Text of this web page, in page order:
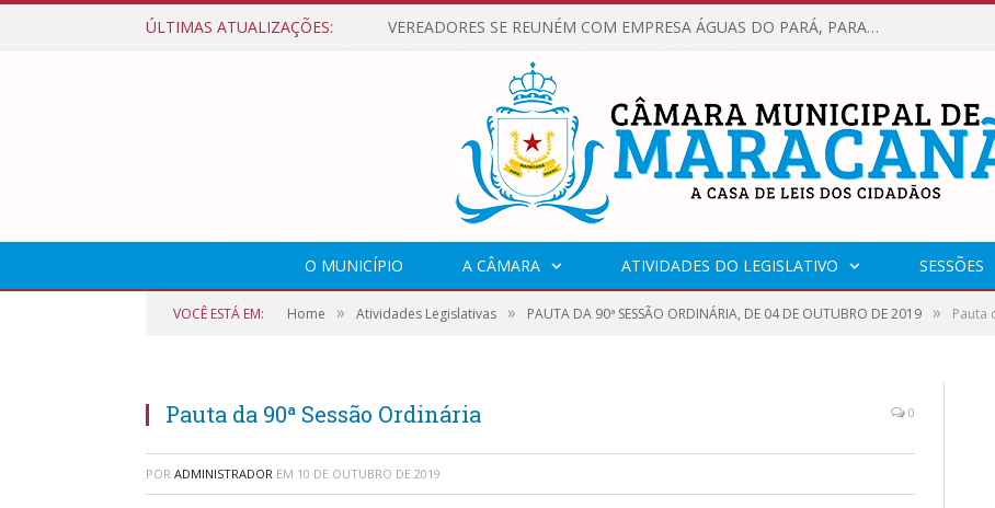
ÚLTIMAS ATUALIZAÇÕES: VEREADORES SE REUNÉM COM EMPRESA ÁGUAS DO PARÁ, PARA APRESENTAR REIVINDICAÇÕES E MELHORIAS NA QUALIDADE DOS SERVIÇOS OFERECIDOS Á POPULAÇÃO.
O MUNICÍPIO A CÂMARA ATIVIDADES DO LEGISLATIVO SESSÕES
VOCÊ ESTÁ EM: Home » Atividades Legislativas » PAUTA DA 90ª SESSÃO ORDINÁRIA, DE 04 DE OUTUBRO DE 2019 » Pauta
Pauta da 90ª Sessão Ordinária 0
POR ADMINISTRADOR EM 10 DE OUTUBRO DE 2019